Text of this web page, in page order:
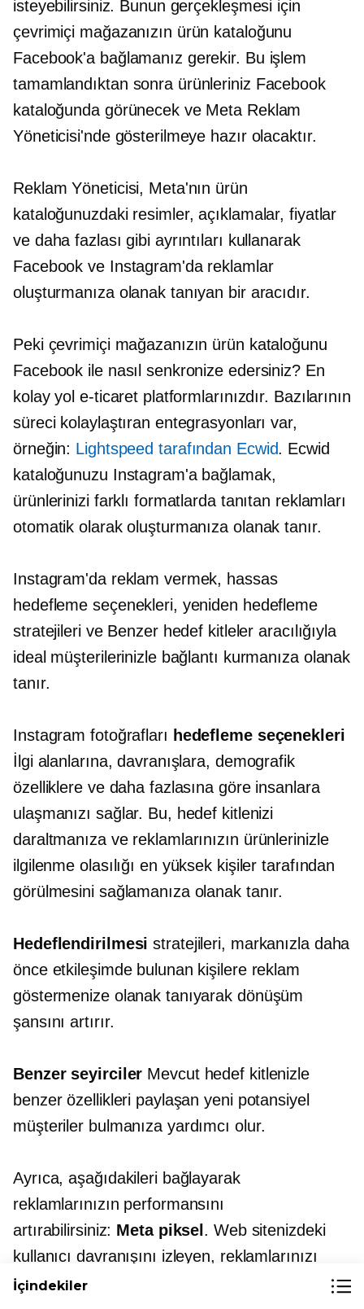
isteyebilirsiniz. Bunun gerçekleşmesi için
çevrimiçi mağazanızın ürün kataloğunu
Facebook'a bağlamanız gerekir. Bu işlem
tamamlandıktan sonra ürünleriniz Facebook
kataloğunda görünecek ve Meta Reklam
Yöneticisi'nde gösterilmeye hazır olacaktır.
Reklam Yöneticisi, Meta'nın ürün
kataloğunuzdaki resimler, açıklamalar, fiyatlar
ve daha fazlası gibi ayrıntıları kullanarak
Facebook ve Instagram'da reklamlar
oluşturmanıza olanak tanıyan bir aracıdır.
Peki çevrimiçi mağazanızın ürün kataloğunu
Facebook ile nasıl senkronize edersiniz? En
kolay yol e-ticaret platformlarınızdır. Bazılarının
süreci kolaylaştıran entegrasyonları var,
örneğin: Lightspeed tarafından Ecwid. Ecwid
kataloğunuzu Instagram'a bağlamak,
ürünlerinizi farklı formatlarda tanıtan reklamları
otomatik olarak oluşturmanıza olanak tanır.
Instagram'da reklam vermek, hassas
hedefleme seçenekleri, yeniden hedefleme
stratejileri ve Benzer hedef kitleler aracılığıyla
ideal müşterilerinizle bağlantı kurmanıza olanak
tanır.
Instagram fotoğrafları hedefleme seçenekleri
İlgi alanlarına, davranışlara, demografik
özelliklere ve daha fazlasına göre insanlara
ulaşmanızı sağlar. Bu, hedef kitlenizi
daraltmanıza ve reklamlarınızın ürünlerinizle
ilgilenme olasılığı en yüksek kişiler tarafından
görülmesini sağlamanıza olanak tanır.
Hedeflendirilmesi stratejileri, markanızla daha
önce etkileşimde bulunan kişilere reklam
göstermenize olanak tanıyarak dönüşüm
şansını artırır.
Benzer seyirciler Mevcut hedef kitlenizle
benzer özellikleri paylaşan yeni potansiyel
müşteriler bulmanıza yardımcı olur.
Ayrıca, aşağıdakileri bağlayarak
reklamlarınızın performansını
artırabilirsiniz: Meta piksel . Web sitenizdeki
kullanıcı davranışını izleyen, reklamlarınızı
optimize etmeniz ve onları daha iyi
İçindekiler